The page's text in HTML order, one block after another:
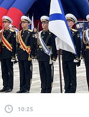
10:25